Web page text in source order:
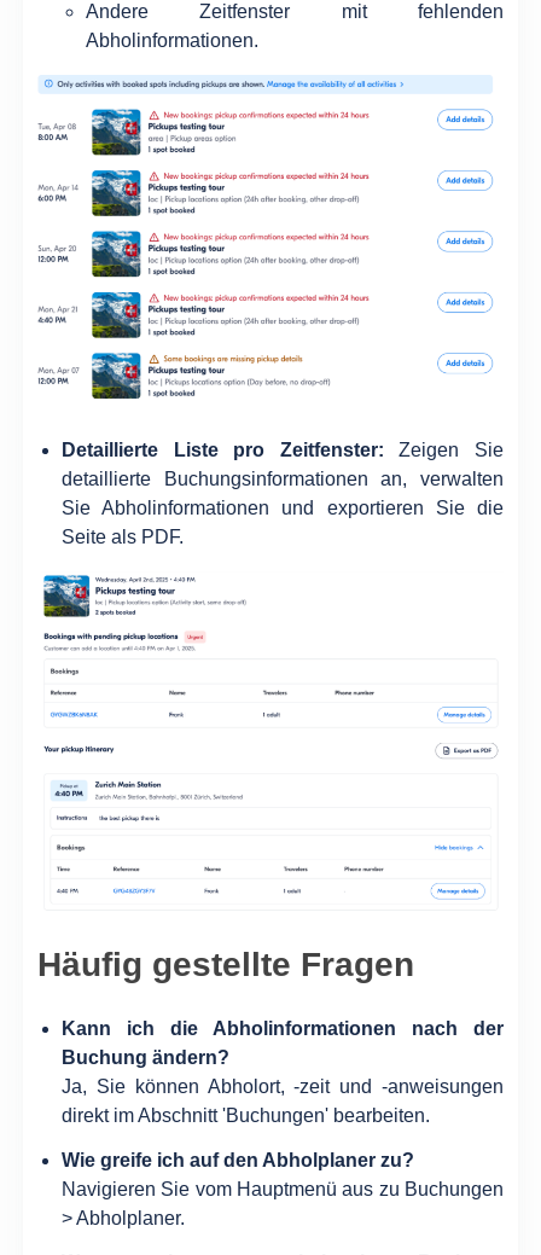
Andere Zeitfenster mit fehlenden
Abholinformationen.
Detaillierte Liste pro Zeitfenster: Zeigen Sie
detaillierte Buchungsinformationen an, verwalten
Sie Abholinformationen und exportieren Sie die
Seite als PDF.
Häufig gestellte Fragen
Kann ich die Abholinformationen nach der
Buchung ändern?
Ja, Sie können Abholort, -zeit und -anweisungen
direkt im Abschnitt 'Buchungen' bearbeiten.
Wie greife ich auf den Abholplaner zu?
Navigieren Sie vom Hauptmenü aus zu Buchungen
> Abholplaner.